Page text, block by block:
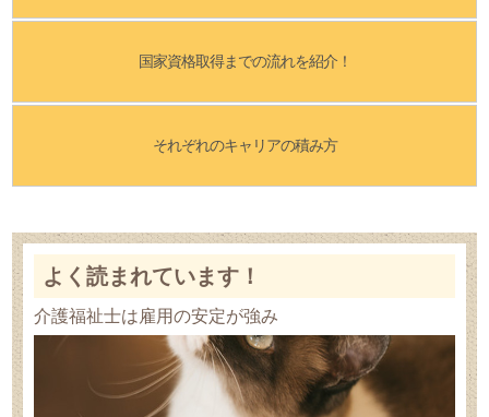
国家資格取得までの流れを紹介！
それぞれのキャリアの積み方
よく読まれています！
介護福祉士は雇用の安定が強み